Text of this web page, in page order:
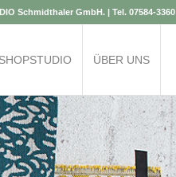
Schmidthaler GmbH. | Tel. 07584-3360
SHOPSTUDIO ÜBER UNS